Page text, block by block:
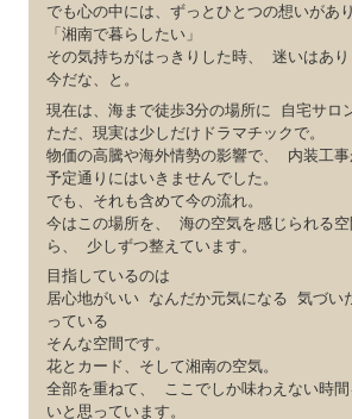
でも心の中には、ずっとひとつの想いがあ
「湘南で暮らしたい」
その気持ちがはっきりした時、 迷いはあり
今だな、と。
現在は、海まで徒歩3分の場所に 自宅サロ
ただ、現実は少しだけドラマチックで。
物価の高騰や海外情勢の影響で、 内装工
予定通りにはいきませんでした。
でも、それも含めて今の流れ。
今はこの場所を、 海の空気を感じられる
ら、 少しずつ整えています。
目指しているのは
居心地がいい なんだか元気になる 気づい
っている
そんな空間です。
花とカード、そして湘南の空気。
全部を重ねて、 ここでしか味わえない時
いと思っています。